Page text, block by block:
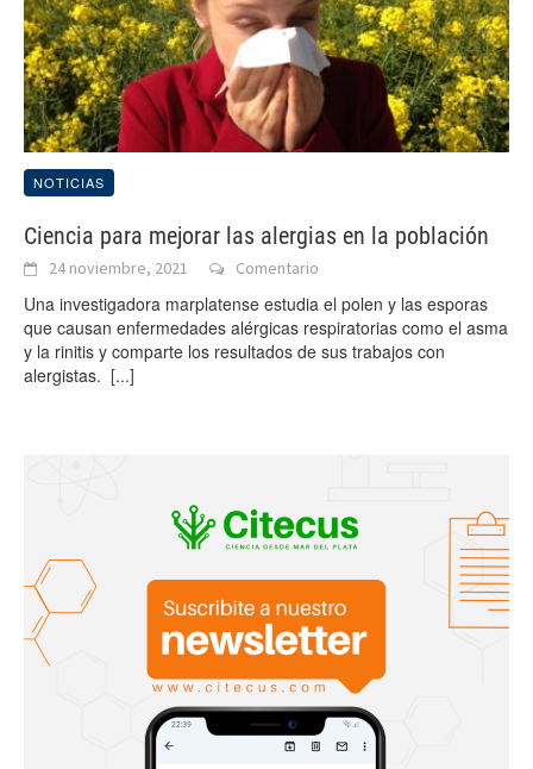
NOTICIAS
Ciencia para mejorar las alergias en la población
24 noviembre, 2021 Comentario
Una investigadora marplatense estudia el polen y las esporas
que causan enfermedades alérgicas respiratorias como el asma
y la rinitis y comparte los resultados de sus trabajos con
alergistas. [...]